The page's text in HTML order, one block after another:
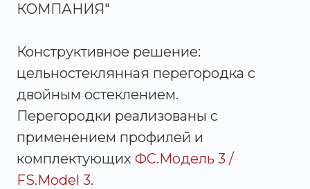
КОМПАНИЯ"
Конструктивное решение:
цельностеклянная перегородка с
двойным остеклением.
Перегородки реализованы с
применением профилей и
комплектующих ФС.Модель 3 /
FS.Model 3.